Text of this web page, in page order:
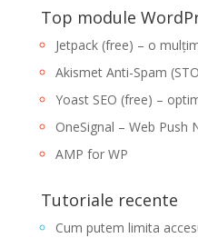
Top module
Jetpack (free) – o
Akismet Anti-Spam
Yoast SEO (free) –
OneSignal – Web Push
AMP for WP
Tutoriale recente
Cum putem limita